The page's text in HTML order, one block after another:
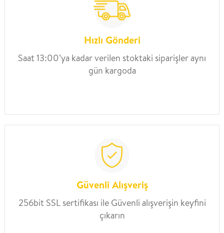
Hızlı Gönderi
Saat 13:00’ya kadar verilen stoktaki siparişler aynı
gün kargoda
Güvenli Alışveriş
256bit SSL sertifikası ile Güvenli alışverişin keyfini
çıkarın